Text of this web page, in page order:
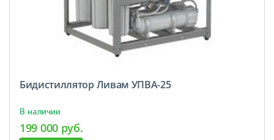
Бидистиллятор Ливам УПВА-25
В наличии
199 000 руб.